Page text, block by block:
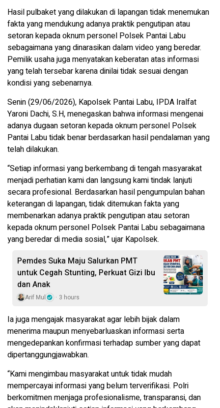
Hasil pulbaket yang dilakukan di lapangan tidak menemukan
fakta yang mendukung adanya praktik pengutipan atau
setoran kepada oknum personel Polsek Pantai Labu
sebagaimana yang dinarasikan dalam video yang beredar.
Pemilik usaha juga menyatakan keberatan atas informasi
yang telah tersebar karena dinilai tidak sesuai dengan
kondisi yang sebenarnya.
Senin (29/06/2026), Kapolsek Pantai Labu, IPDA Iralfat
Yaroni Dachi, S.H, menegaskan bahwa informasi mengenai
adanya dugaan setoran kepada oknum personel Polsek
Pantai Labu tidak benar berdasarkan hasil pendalaman yang
telah dilakukan.
“Setiap informasi yang berkembang di tengah masyarakat
menjadi perhatian kami dan langsung kami tindak lanjuti
secara profesional. Berdasarkan hasil pengumpulan bahan
keterangan di lapangan, tidak ditemukan fakta yang
membenarkan adanya praktik pengutipan atau setoran
kepada oknum personel Polsek Pantai Labu sebagaimana
yang beredar di media sosial,” ujar Kapolsek.
Pemdes Suka Maju Salurkan PMT
untuk Cegah Stunting, Perkuat Gizi Ibu
dan Anak
Arif Mul 3 hours
Ia juga mengajak masyarakat agar lebih bijak dalam
menerima maupun menyebarluaskan informasi serta
mengedepankan konfirmasi terhadap sumber yang dapat
dipertanggungjawabkan.
“Kami mengimbau masyarakat untuk tidak mudah
mempercayai informasi yang belum terverifikasi. Polri
berkomitmen menjaga profesionalisme, transparansi, dan